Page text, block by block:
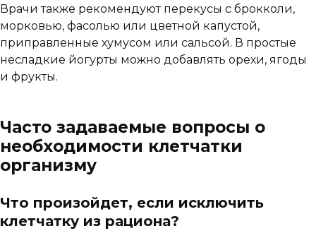
Врачи также рекомендуют перекусы с брокколи,
морковью, фасолью или цветной капустой,
приправленные хумусом или сальсой. В простые
несладкие йогурты можно добавлять орехи, ягоды
и фрукты.
Часто задаваемые вопросы о
необходимости клетчатки
организму
Что произойдет, если исключить
клетчатку из рациона?